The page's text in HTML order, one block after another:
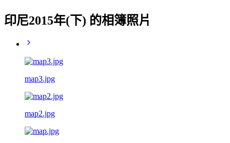
印尼2015年(下) 的相簿照片
map3.jpg
map2.jpg